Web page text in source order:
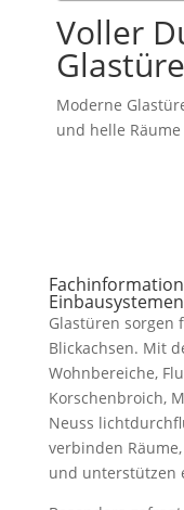
Voller
Moderne
und helle Räume
Glastüren sorgen
Blickachsen. Mit
Wohnbereiche,
Korschenbroich,
Neuss
verbinden
und unterstützen